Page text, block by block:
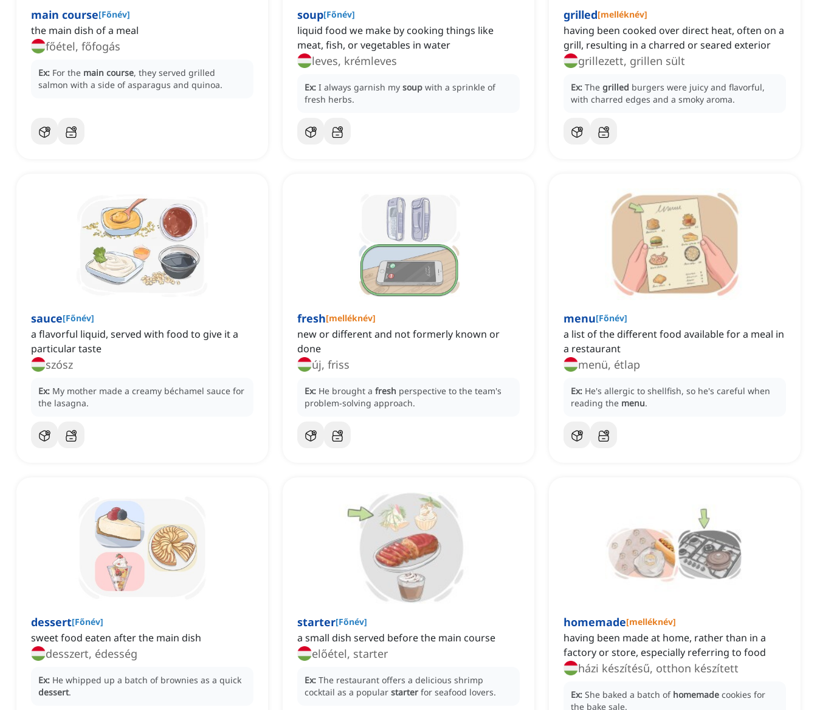
main course[Főnév]
the main dish of a meal
főétel, főfogás
Ex: For the main course, they served grilled
salmon with a side of asparagus and quinoa.
soup[Főnév]
liquid food we make by cooking things like
meat, fish, or vegetables in water
leves, krémleves
Ex: I always garnish my soup with a sprinkle of
fresh herbs.
grilled[melléknév]
having been cooked over direct heat, often on a
grill, resulting in a charred or seared exterior
grillezett, grillen sült
Ex: The grilled burgers were juicy and flavorful,
with charred edges and a smoky aroma.
sauce[Főnév]
a flavorful liquid, served with food to give it a
particular taste
szósz
Ex: My mother made a creamy béchamel sauce for
the lasagna.
fresh[melléknév]
new or different and not formerly known or
done
új, friss
Ex: He brought a fresh perspective to the team's
problem-solving approach.
menu[Főnév]
a list of the different food available for a meal in
a restaurant
menü, étlap
Ex: He's allergic to shellfish, so he's careful when
reading the menu.
dessert[Főnév]
‌sweet food eaten after the main dish
desszert, édesség
Ex: He whipped up a batch of brownies as a quick
dessert.
starter[Főnév]
a small dish served before the main course
előétel, starter
Ex: The restaurant offers a delicious shrimp
cocktail as a popular starter for seafood lovers.
homemade[melléknév]
having been made at home, rather than in a
factory or store, especially referring to food
házi készítésű, otthon készített
Ex: She baked a batch of homemade cookies for
the bake sale.